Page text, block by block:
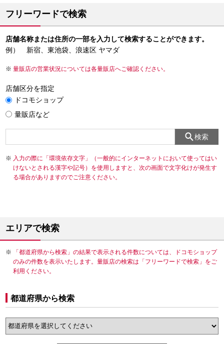
フリーワードで検索
店舗名称または住所の一部を入力して検索することができます。
例） 新宿、東池袋、浪速区 ヤマダ
量販店の営業状況については各量販店へご確認ください。
店舗区分を指定
ドコモショップ
量販店など
検索
入力の際に「環境依存文字」（一般的にインターネットにおいて使ってはい
けないとされる漢字や記号）を使用しますと、次の画面で文字化けが発生す
る場合がありますのでご注意ください。
エリアで検索
「都道府県から検索」の結果で表示される件数については、ドコモショップ
のみの件数を表示いたします。量販店の検索は「フリーワードで検索」をご
利用ください。
都道府県から検索